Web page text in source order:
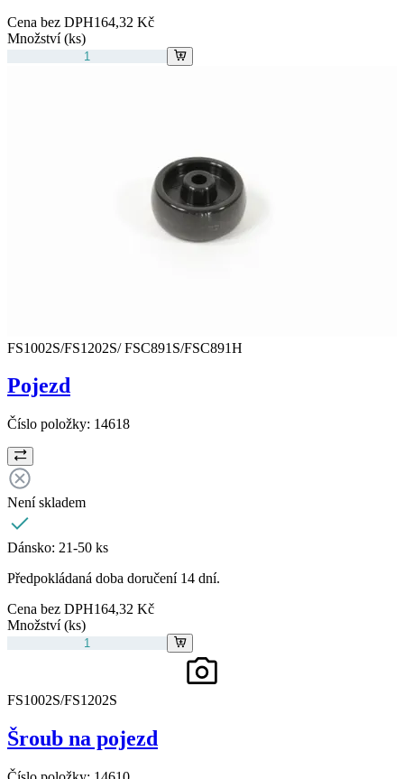
Cena bez DPH164,32 Kč
Množství (ks)
FS1002S/FS1202S/ FSC891S/FSC891H
Pojezd
Číslo položky: 14618
Není skladem
Dánsko: 21-50 ks
Předpokládaná doba doručení 14 dní.
Cena bez DPH164,32 Kč
Množství (ks)
FS1002S/FS1202S
Šroub na pojezd